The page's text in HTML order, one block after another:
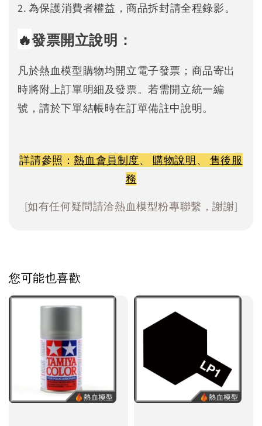
2. 為保護消費者權益，商品拆封請全程錄影。
🔥發票開立說明：
凡於熱血模型購物均開立電子發票；商品寄出
時將附上訂單明細及發票。若需開立統一編
號，請於下單結帳時在訂單備註中說明。
詳請參照：熱血會員制度、 購物說明、 售後服
務
[如有任何疑問請洽熱血模型粉專聯繫，謝謝]
您可能也喜歡